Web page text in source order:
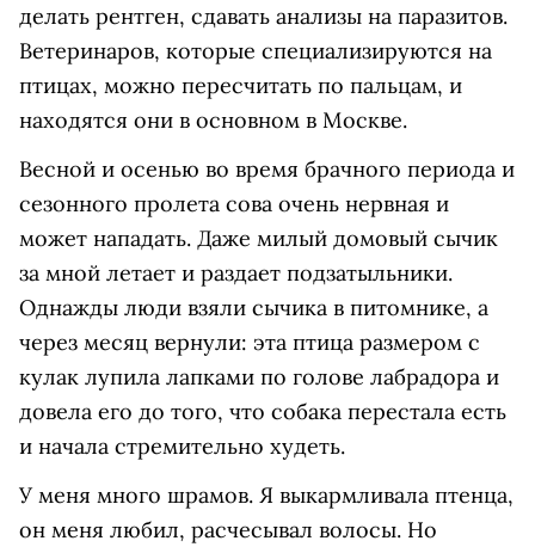
делать рентген, сдавать анализы на паразитов.
Ветеринаров, которые специализируются на
птицах, можно пересчитать по пальцам, и
находятся они в основном в Москве.
Весной и осенью во время брачного периода и
сезонного пролета сова очень нервная и
может нападать. Даже милый домовый сычик
за мной летает и раздает подзатыльники.
Однажды люди взяли сычика в питомнике, а
через месяц вернули: эта птица размером с
кулак лупила лапками по голове лабрадора и
довела его до того, что собака перестала есть
и начала стремительно худеть.
У меня много шрамов. Я выкармливала птенца,
он меня любил, расчесывал волосы. Но